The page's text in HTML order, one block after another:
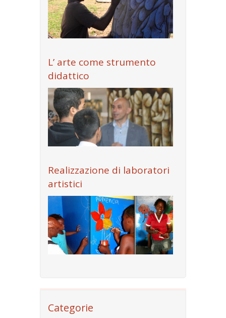
L’ arte come strumento
didattico
Realizzazione di laboratori
artistici
Categorie